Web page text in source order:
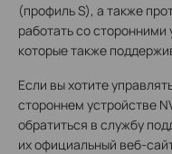
(профиль S), а также
работать со сторонними
которые также
Если вы хотите
стороннем устройстве
обратиться в службу
их официальный веб-